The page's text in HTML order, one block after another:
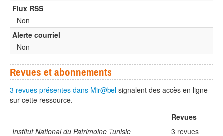
Flux RSS
Non
Alerte courriel
Non
Revues et abonnements
3 revues présentes dans Mir@bel signalent des accès en ligne
sur cette ressource.
Revues
Institut National du Patrimoine Tunisie
3 revues